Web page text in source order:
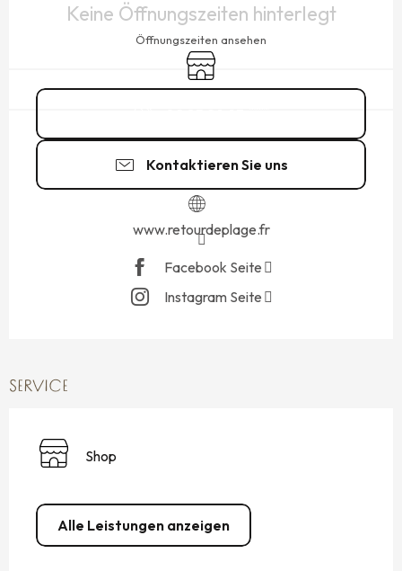
Keine Öffnungszeiten hinterlegt
Öffnungszeiten ansehen
Shop
Kontaktieren Sie uns
www.retourdeplage.fr
Facebook Seite
Instagram Seite
SERVICE
Shop
Alle Leistungen anzeigen